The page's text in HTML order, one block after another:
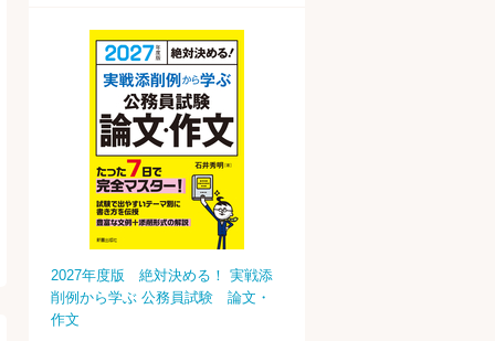
2027年度版 絶対決める！ 実戦添
削例から学ぶ 公務員試験 論文・
作文